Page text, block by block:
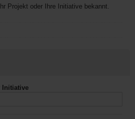
Projekt oder Ihre Initiative bekannt.
Initiative